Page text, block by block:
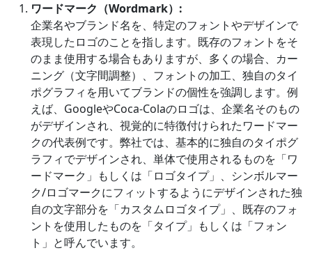
ワードマーク（Wordmark）:
企業名やブランド名を、特定のフォントやデザインで
表現したロゴのことを指します。既存のフォントをそ
のまま使用する場合もありますが、多くの場合、カー
ニング（文字間調整）、フォントの加工、独自のタイ
ポグラフィを用いてブランドの個性を強調します。例
えば、GoogleやCoca-Colaのロゴは、企業名そのもの
がデザインされ、視覚的に特徴付けられたワードマー
クの代表例です。弊社では、基本的に独自のタイポグ
ラフィでデザインされ、単体で使用されるものを「ワ
ードマーク」もしくは「ロゴタイプ」、シンボルマー
ク/ロゴマークにフィットするようにデザインされた独
自の文字部分を「カスタムロゴタイプ」、既存のフォ
ントを使用したものを「タイプ」もしくは「フォン
ト」と呼んでいます。